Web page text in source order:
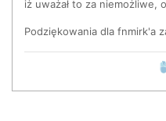
iż uważał to za niemożliwe,
Podziękowania dla fnmirk'a